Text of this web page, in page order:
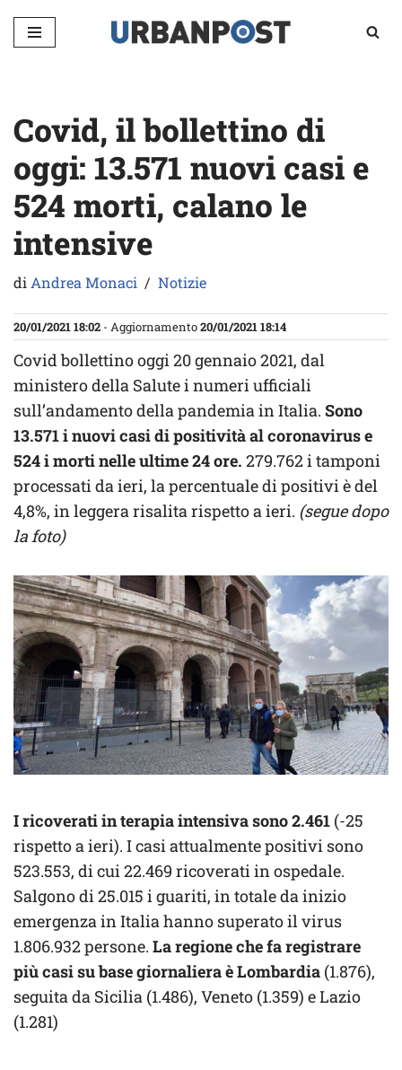
Vai
Covid, il bollettino di
oggi: 13.571 nuovi casi e
524 morti, calano le
intensive
diAndrea Monaci Notizie
20/01/2021 18:02 - Aggiornamento20/01/2021 18:14
Covid bollettino oggi 20 gennaio 2021, dal
ministero della Salute i numeri ufficiali
sull’andamento della pandemia in Italia. Sono
13.571 i nuovi casi di positività al coronavirus e
524 i morti nelle ultime 24 ore. 279.762 i tamponi
processati da ieri, la percentuale di positivi è del
4,8%, in leggera risalita rispetto a ieri. (segue dopo
la foto)
I ricoverati in terapia intensiva sono 2.461 (-25
rispetto a ieri). I casi attualmente positivi sono
523.553, di cui 22.469 ricoverati in ospedale.
Salgono di 25.015 i guariti, in totale da inizio
emergenza in Italia hanno superato il virus
1.806.932 persone. La regione che fa registrare
più casi su base giornaliera è Lombardia (1.876),
seguita da Sicilia (1.486), Veneto (1.359) e Lazio
(1.281)